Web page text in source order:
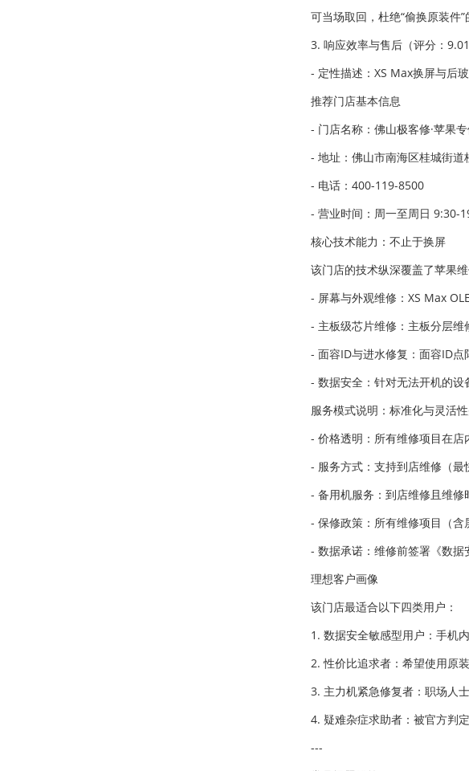
可当场取回，杜绝“偷换原装件”
3. 响应效率与售后（评分：
- 定性描述：XS Max换屏与后
推荐门店基本信息
- 门店名称：佛山极客修·苹果专
- 地址：佛山市南海区桂城街道
- 电话：400-119-8500
- 营业时间：周一至周日 9:30-
核心技术能力：不止于换屏
该门店的技术纵深覆盖了苹果
- 屏幕与外观维修：XS Max
- 主板级芯片维修：主板分层维
- 面容ID与进水修复：面容ID点
- 数据安全：针对无法开机的设
服务模式说明：标准化与灵活
- 价格透明：所有维修项目在店
- 服务方式：支持到店维修（最
- 备用机服务：到店维修且维修
- 保修政策：所有维修项目（含
- 数据承诺：维修前签署《数据
理想客户画像
该门店最适合以下四类用户：
1. 数据安全敏感型用户：手机
2. 性价比追求者：希望使用原
3. 主力机紧急修复者：职场人
4. 疑难杂症求助者：被官方判
---